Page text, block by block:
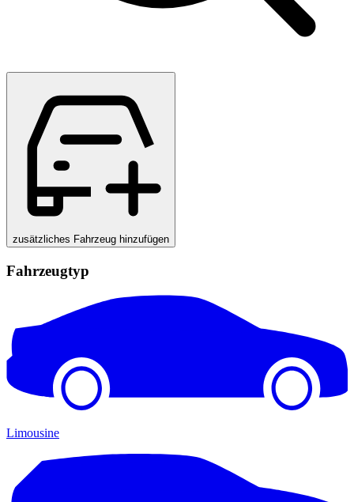
zusätzliches Fahrzeug hinzufügen
Fahrzeugtyp
Limousine